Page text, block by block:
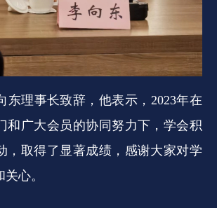
东理事长致辞，他表示，2023年在
和广大会员的协同努力下，学会积
，取得了显著成绩，感谢大家对学
心。